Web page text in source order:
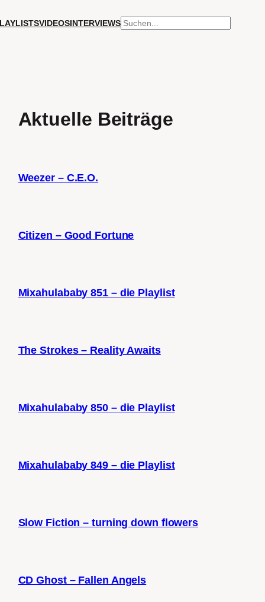
VIDEOSINTERVIEWSSUCHEN
Aktuelle Beiträge
Weezer – C.E.O.
Citizen – Good Fortune
Mixahulababy 851 – die Playlist
The Strokes – Reality Awaits
Mixahulababy 850 – die Playlist
Mixahulababy 849 – die Playlist
Slow Fiction – turning down flowers
CD Ghost – Fallen Angels